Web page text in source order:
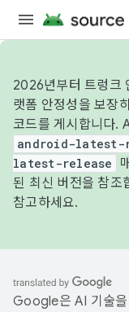
2026년부터 트렁크
랫폼 안정성을 보장
코드를 게시합니다.
android-latest-
latest-release
된 최신 버전을 참조
참고하세요.
Google은 AI 기술을